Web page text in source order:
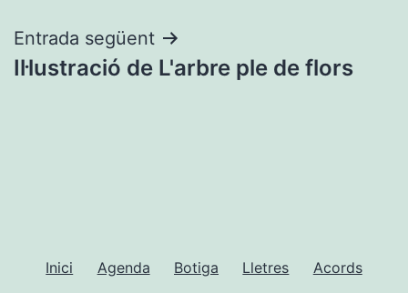
Entrada següent
Il·lustració de L'arbre ple de flors
Inici Agenda Botiga Lletres Acords